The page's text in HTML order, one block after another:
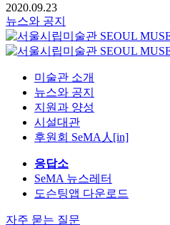
2020.09.23
뉴스와 공지
미술관 소개
뉴스와 공지
지원과 양성
시설대관
후원회 SeMA人[in]
응답소
SeMA 뉴스레터
도슨팅앱 다운로드
자주 묻는 질문